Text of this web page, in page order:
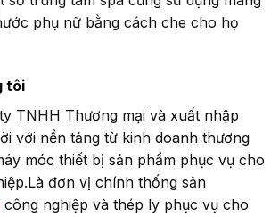
phụ nữ bằng cách che cho họ
tôi
TNHH Thương mại và xuất nhập
với nền tảng từ kinh doanh thương
móc thiết bị sản phẩm phục vụ cho
đơn vị chính thống sản
công nghiệp và thép ly phục vụ cho